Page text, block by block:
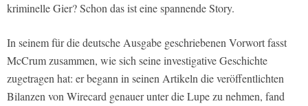
kriminelle Gier? Schon das ist eine spannende Story.
In seinem für die deutsche Ausgabe geschriebenen Vorwort fasst
McCrum zusammen, wie sich seine investigative Geschichte
zugetragen hat: er begann in seinen Artikeln die veröffentlichten
Bilanzen von Wirecard genauer unter die Lupe zu nehmen, fand